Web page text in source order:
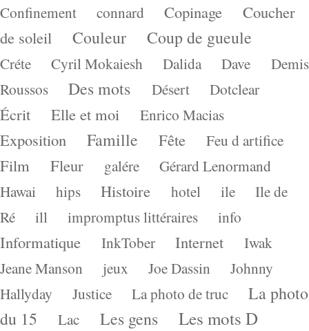
Confinement
connard Copinage
Coucher
de soleil
Couleur Coup de gueule
Créte Cyril Mokaiesh Dalida Dave
Demis
Roussos
Des mots Désert Dotclear
Écrit Elle et moi Enrico Macias
Exposition Famille Fête Feu d artifice
Film Fleur galére
Gérard Lenormand
Hawai
hips Histoire hotel ile
Ile de
Ré
ill impromptus littéraires info
Informatique InkTober Internet
Iwak
Jeane Manson
jeux Joe Dassin
Johnny
Hallyday
Justice La photo de truc
La photo
du 15
Lac Les gens
Les mots D